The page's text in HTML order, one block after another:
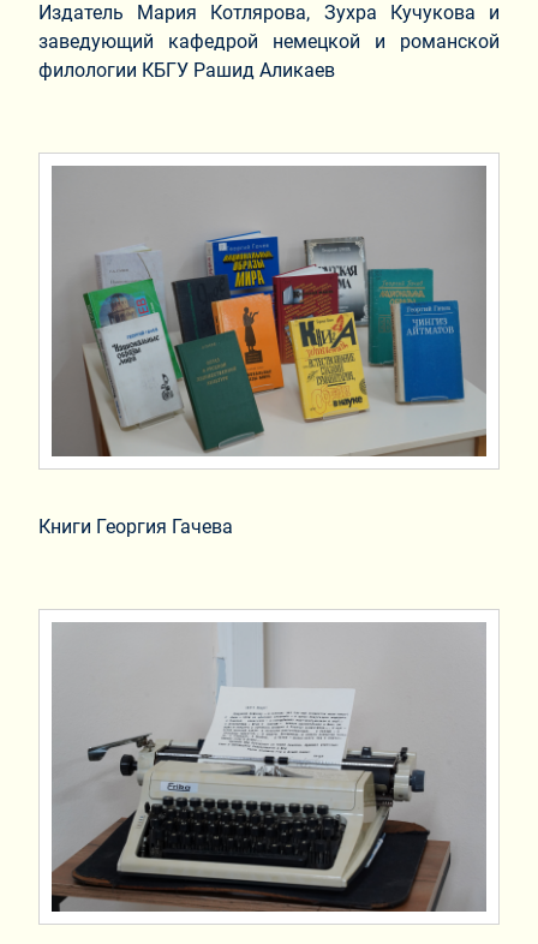
Издатель Мария Котлярова, Зухра Кучукова и
заведующий кафедрой немецкой и романской
филологии КБГУ Рашид Аликаев
Книги Георгия Гачева